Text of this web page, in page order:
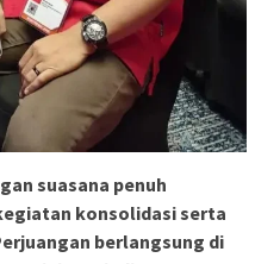
suasana penuh
konsolidasi serta
berlangsung di